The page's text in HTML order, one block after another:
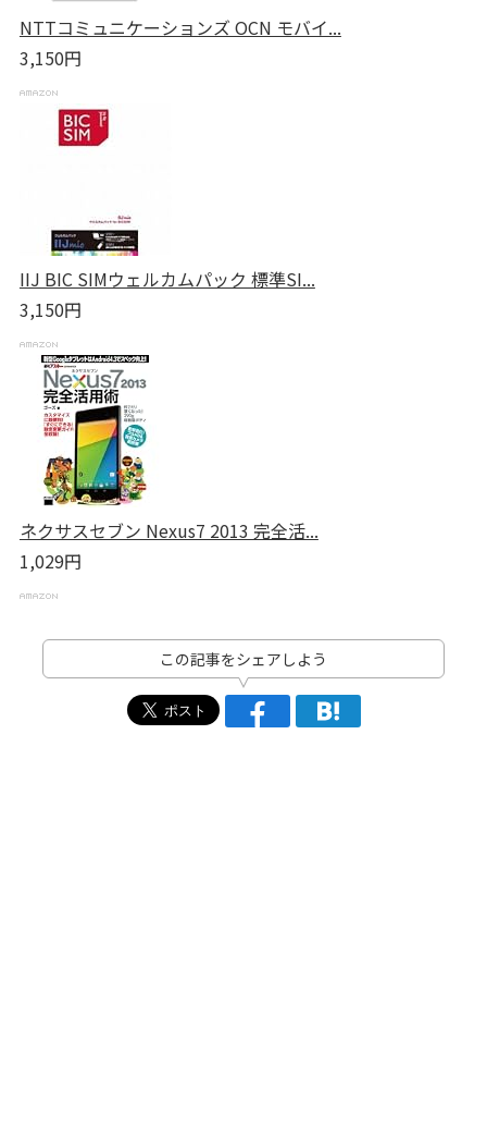
NTTコミュニケーションズ OCN モバイ...
3,150円
IIJ BIC SIMウェルカムパック 標準SI...
3,150円
ネクサスセブン Nexus7 2013 完全活...
1,029円
この記事をシェアしよう